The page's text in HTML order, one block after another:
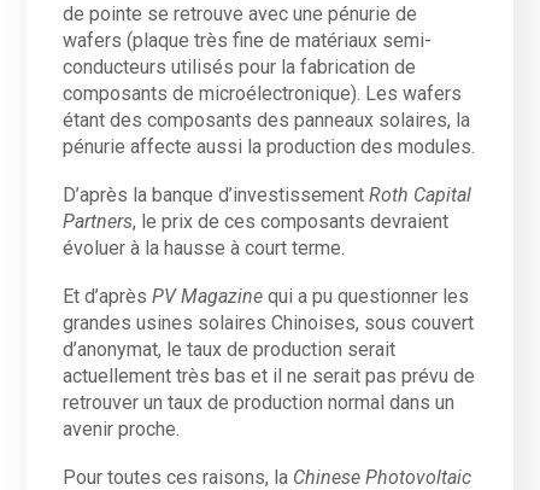
de pointe se retrouve avec une pénurie de
wafers (plaque très fine de matériaux semi-
conducteurs utilisés pour la fabrication de
composants de microélectronique). Les wafers
étant des composants des panneaux solaires, la
pénurie affecte aussi la production des modules.
D’après la banque d’investissementRoth Capital
Partners, le prix de ces composants devraient
évoluer à la hausse à court terme.
Et d’aprèsPV Magazine qui a pu questionner les
grandes usines solaires Chinoises, sous couvert
d’anonymat, le taux de production serait
actuellement très bas et il ne serait pas prévu de
retrouver un taux de production normal dans un
avenir proche.
Pour toutes ces raisons, la Chinese Photovoltaic